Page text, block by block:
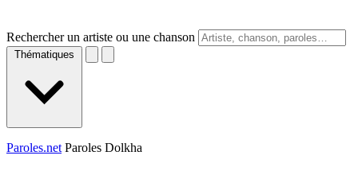
Rechercher un artiste ou une chanson
Thématiques
Paroles.net Paroles Dolkha